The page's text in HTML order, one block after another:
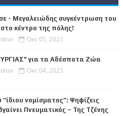
- Μεγαλειώδης συγκέντρωση του
κέντρο της πόλης!
Οκτ 05, 2023
για τα Αδέσποτα Ζώα
Οκτ 04, 2023
νομίσματος”: Ψηφίζεις
Πνευματικός – Της Τζένης